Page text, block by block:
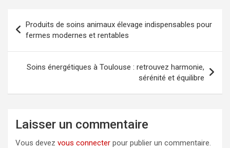
de
l’article
Produits de soins animaux élevage indispensables pour
fermes modernes et rentables
Soins énergétiques à Toulouse : retrouvez harmonie,
sérénité et équilibre
Laisser un commentaire
Vous devez vous connecter pour publier un commentaire.